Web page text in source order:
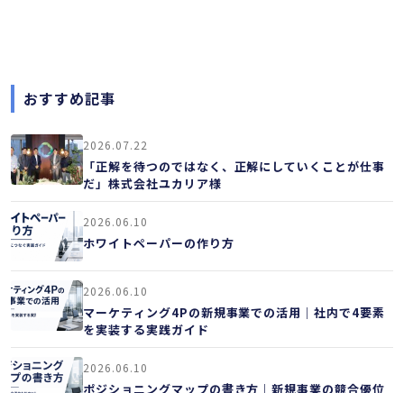
おすすめ記事
2026.07.22
「正解を待つのではなく、正解にしていくことが仕事
だ」株式会社ユカリア様
2026.06.10
ホワイトペーパーの作り方
2026.06.10
マーケティング4Pの新規事業での活用｜社内で4要素
を実装する実践ガイド
2026.06.10
ポジショニングマップの書き方｜新規事業の競合優位